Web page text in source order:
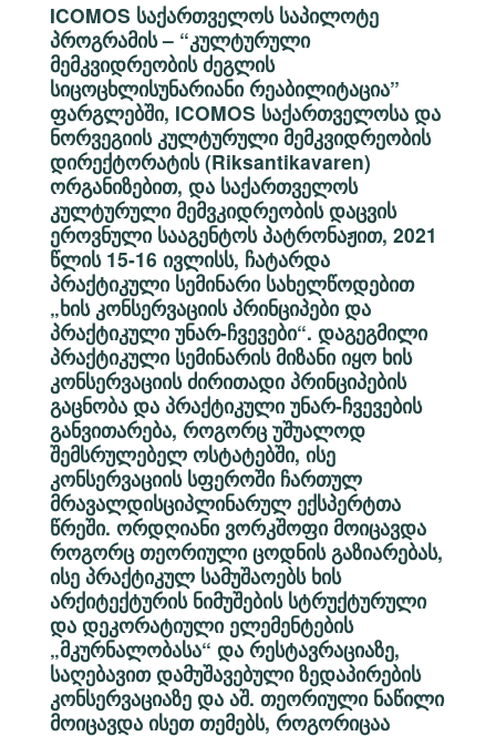
ICOMOS საქართველოს საპილოტე
პროგრამის – “კულტურული
მემკვიდრეობის ძეგლის
სიცოცხლისუნარიანი რეაბილიტაცია”
ფარგლებში, ICOMOS საქართველოსა და
ნორვეგიის კულტურული მემკვიდრეობის
დირექტორატის (Riksantikavaren)
ორგანიზებით, და საქართველოს
კულტურული მემვკიდრეობის დაცვის
ეროვნული სააგენტოს პატრონაჟით, 2021
წლის 15-16 ივლისს, ჩატარდა
პრაქტიკული სემინარი სახელწოდებით
„ხის კონსერვაციის პრინციპები და
პრაქტიკული უნარ-ჩვევები“. დაგეგმილი
პრაქტიკული სემინარის მიზანი იყო ხის
კონსერვაციის ძირითადი პრინციპების
გაცნობა და პრაქტიკული უნარ-ჩვევების
განვითარება, როგორც უშუალოდ
შემსრულებელ ოსტატებში, ისე
კონსერვაციის სფეროში ჩართულ
მრავალდისციპლინარულ ექსპერტთა
წრეში. ორდღიანი ვორკშოფი მოიცავდა
როგორც თეორიული ცოდნის გაზიარებას,
ისე პრაქტიკულ სამუშაოებს ხის
არქიტექტურის ნიმუშების სტრუქტურული
და დეკორატიული ელემენტების
„მკურნალობასა“ და რესტავრაციაზე,
საღებავით დამუშავებული ზედაპირების
კონსერვაციაზე და აშ. თეორიული ნაწილი
მოიცავდა ისეთ თემებს, როგორიცაა